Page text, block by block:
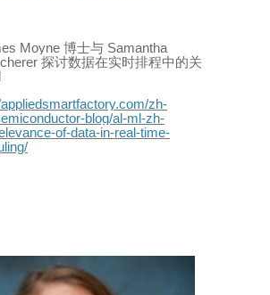
Moyne 博士与 Samantha
探讨数据在实时排程中的关
zh-
blog/al-ml-zh-
of-data-in-real-time-